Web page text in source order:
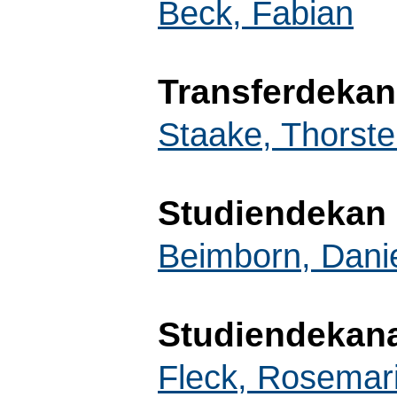
Beck, Fabian
Transferdekan
Staake,
Studiendekan
Beimborn,
Fleck,